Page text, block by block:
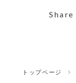
Share
トップページ